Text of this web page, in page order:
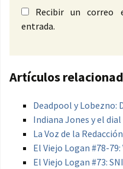
Recibir un correo
entrada.
Artículos
Deadpool y Lobezno:
Indiana Jones y el
La Voz de la
El Viejo Logan #78-
El Viejo Logan #73: